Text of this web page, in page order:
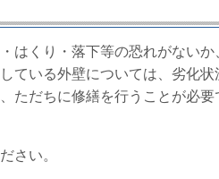
はくり・落下等の恐れがないか
ている外壁については、劣化状
ただちに修繕を行うことが必要
さい。